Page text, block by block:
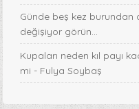
Günde beş kez burundan
değişiyor görün...
Kupaları neden kıl payı
mi - Fulya Soybaş